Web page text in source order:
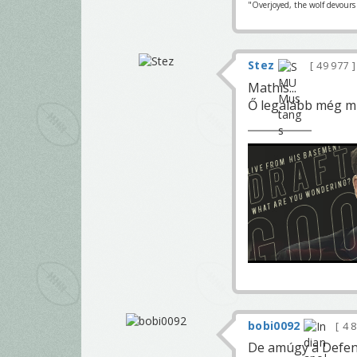
"Overjoyed, the wolf
Stez 49 977
Mathis...
Ő legalább még
bobi0092 4
De amúgy a